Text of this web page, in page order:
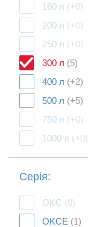
160 л (+0)
200 л (+0)
250 л (+0)
300 л (5)
400 л (+2)
500 л (+5)
750 л (+0)
1000 л (+0)
Серія:
OKC (0)
OKCE (1)